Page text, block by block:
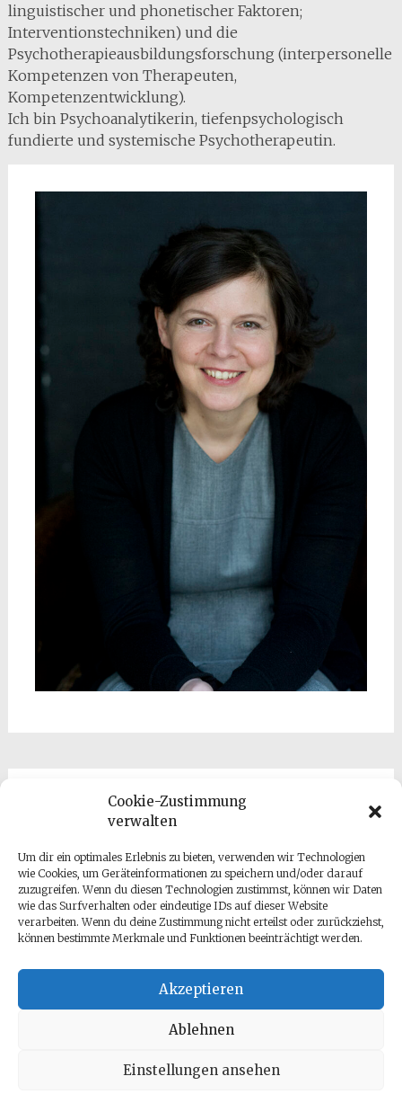
Cookie-Zustimmung
verwalten
Um dir ein optimales Erlebnis zu bieten, verwenden wir Technologien
wie Cookies, um Geräteinformationen zu speichern und/oder darauf
zuzugreifen. Wenn du diesen Technologien zustimmst, können wir Daten
wie das Surfverhalten oder eindeutige IDs auf dieser Website
verarbeiten. Wenn du deine Zustimmung nicht erteilst oder zurückziehst,
können bestimmte Merkmale und Funktionen beeinträchtigt werden.
Akzeptieren
Ablehnen
Einstellungen ansehen
linguistischer und phonetischer Faktoren;
Interventionstechniken) und die
Psychotherapieausbildungsforschung (interpersonelle
Kompetenzen von Therapeuten,
Kompetenzentwicklung).
Ich bin Psychoanalytikerin, tiefenpsychologisch
fundierte und systemische Psychotherapeutin.
Kontakt
Datenschutz
Impressum
Antje Gumz